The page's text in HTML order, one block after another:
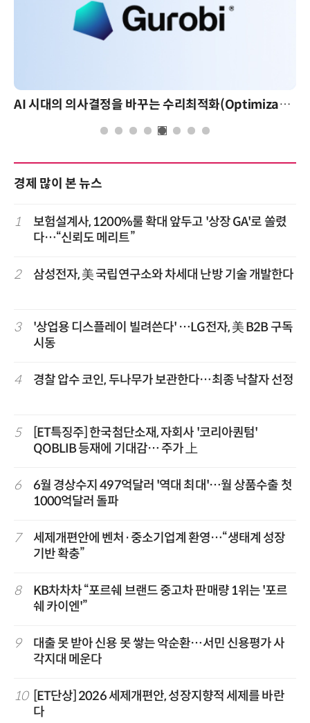
AI 시대의 의사결정을 바꾸는 수리최적화(Optimization): 실제 산업 적용 사례와 활용 전략
경제 많이 본 뉴스
1
보험설계사, 1200%룰 확대 앞두고 '상장 GA'로 쏠렸
다…“신뢰도 메리트”
2 삼성전자, 美 국립연구소와 차세대 난방 기술 개발한다
3
'상업용 디스플레이 빌려쓴다' …LG전자, 美 B2B 구독
시동
4 경찰 압수 코인, 두나무가 보관한다…최종 낙찰자 선정
5
[ET특징주] 한국첨단소재, 자회사 '코리아퀀텀'
QOBLIB 등재에 기대감… 주가 上
6
6월 경상수지 497억달러 '역대 최대'…월 상품수출 첫
1000억달러 돌파
7
세제개편안에 벤처·중소기업계 환영…“생태계 성장
기반 확충”
8
KB차차차 “포르쉐 브랜드 중고차 판매량 1위는 '포르
쉐 카이엔'”
9
대출 못 받아 신용 못 쌓는 악순환…서민 신용평가 사
각지대 메운다
10
[ET단상] 2026 세제개편안, 성장지향적 세제를 바란
다